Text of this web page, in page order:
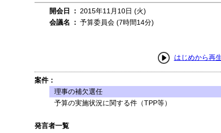
開会日 ： 2015年11月10日 (火)
会議名
： 予算委員会 (7時間14分)
はじめから再
案件：
理事の補欠選任
予算の実施状況に関する件（TPP等）
発言者一覧